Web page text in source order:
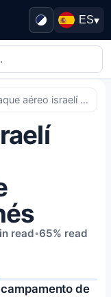
ES▾
Ataque aéreo israelí mata a 13 en campamento de refugiados libanés
read•65% read
de